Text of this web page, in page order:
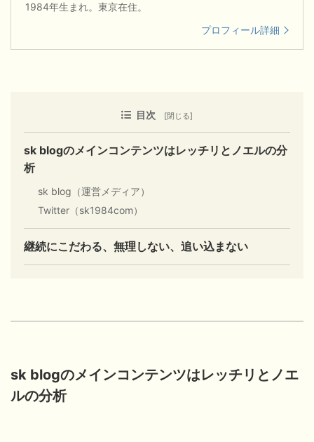
1984年生まれ。東京在住。
プロフィール詳細
目次
sk blogのメインコンテンツはレッチリとノエルの分
析
sk blog（運営メディア）
Twitter（sk1984com）
継続にこだわる、無理しない、追い込まない
sk blogのメインコンテンツはレッチリとノエ
ルの分析